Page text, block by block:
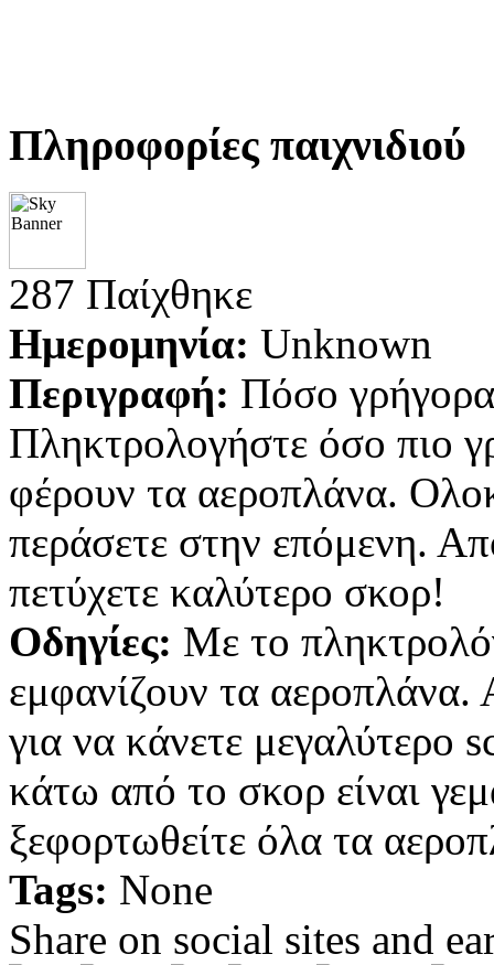
Πληροφορίες παιχνιδιού
287 Παίχθηκε
Ημερομηνία: Unknown
Περιγραφή: Πόσο
Πληκτρολογήστε όσο πιο
φέρουν τα αεροπλάνα.
περάσετε στην επόμενη.
πετύχετε καλύτερο σκορ!
Οδηγίες: Με το
εμφανίζουν τα
για να κάνετε μεγαλύτερο
κάτω από το σκορ είναι
ξεφορτωθείτε όλα τα
Tags: None
Share on social sites and